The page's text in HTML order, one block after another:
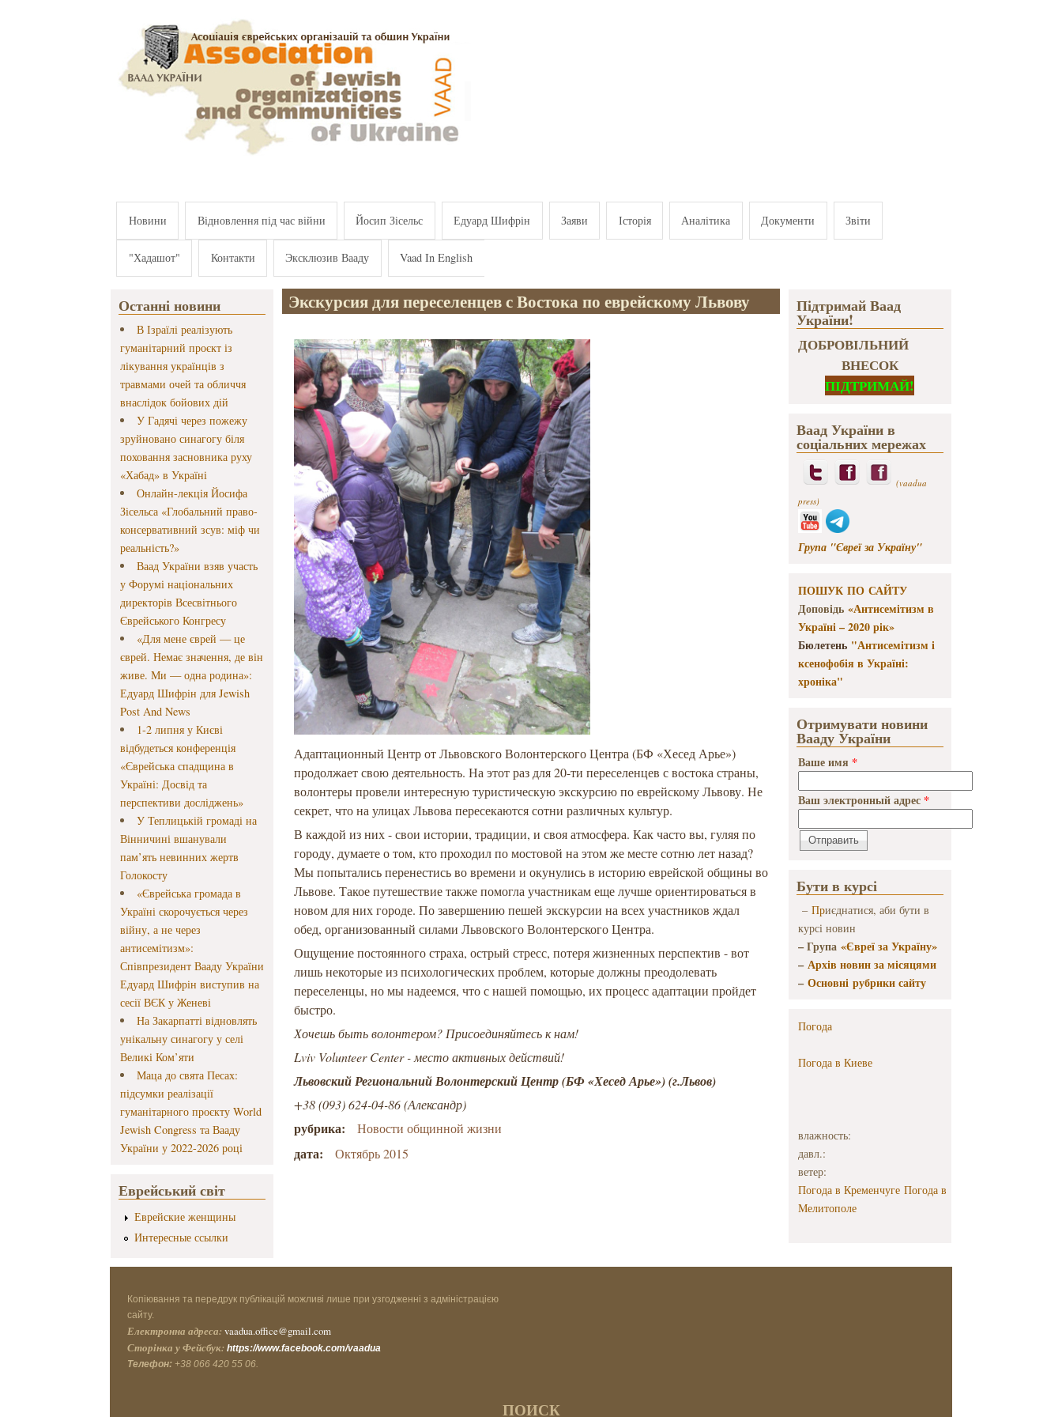
Новини Відновлення під час війни Йосип Зісельс Едуард Шифрін Заяви Історія Аналітика Документи Звіти
"Хадашот" Контакти Эксклюзив Вааду Vaad In English
Останні новини
В Ізраїлі реалізують
гуманітарний проєкт із
лікування українців з
травмами очей та обличчя
внаслідок бойових дій
У Гадячі через пожежу
зруйновано синагогу біля
поховання засновника руху
«Хабад» в Україні
Онлайн-лекція Йосифа
Зісельса «Глобальний право-
консервативний зсув: міф чи
реальність?»
Ваад України взяв участь
у Форумі національних
директорів Всесвітнього
Єврейського Конгресу
«Для мене єврей — це
єврей. Немає значення, де він
живе. Ми — одна родина»:
Едуард Шифрін для Jewish
Post And News
1-2 липня у Києві
відбудеться конференція
«Єврейська спадщина в
Україні: Досвід та
перспективи досліджень»
У Теплицькій громаді на
Вінничині вшанували
пам’ять невинних жертв
Голокосту
«Єврейська громада в
Україні скорочується через
війну, а не через
антисемітизм»:
Співпрезидент Вааду України
Едуард Шифрін виступив на
сесії ВЄК у Женеві
На Закарпатті відновлять
унікальну синагогу у селі
Великі Ком’яти
Маца до свята Песах:
підсумки реалізації
гуманітарного проєкту World
Jewish Congress та Вааду
України у 2022-2026 році
Еврейський світ
Еврейские женщины
Интересные ссылки
Экскурсия для переселенцев с Востока по еврейскому Львову
Адаптационный Центр от Львовского Волонтерского Центра (БФ «Хесед Арье»)
продолжает свою деятельность. На этот раз для 20-ти переселенцев с востока страны,
волонтеры провели интересную туристическую экскурсию по еврейскому Львову. Не
секрет, что на улицах Львова пересекаются сотни различных культур.
В каждой из них - свои истории, традиции, и своя атмосфера. Как часто вы, гуляя по
городу, думаете о том, кто проходил по мостовой на этом же месте сотню лет назад?
Мы попытались перенестись во времени и окунулись в историю еврейской общины во
Львове. Такое путешествие также помогла участникам еще лучше ориентироваться в
новом для них городе. По завершению пешей экскурсии на всех участников ждал
обед, организованный силами Львовского Волонтерского Центра.
Ощущение постоянного страха, острый стресс, потеря жизненных перспектив - вот
лишь некоторые из психологических проблем, которые должны преодолевать
переселенцы, но мы надеемся, что с нашей помощью, их процесс адаптации пройдет
быстро.
Хочешь быть волонтером? Присоединяйтесь к нам!
Lviv Volunteer Center - место активных действий!
Львовский Региональний Волонтерский Центр (БФ «Хесед Арье») (г.Львов)
+38 (093) 624-04-86 (Александр)
рубрика: Новости общинной жизни
дата: Октябрь 2015
Підтримай Ваад
України!
ДОБРОВІЛЬНИЙ
ВНЕСОК
ПІДТРИМАЙ!
Ваад України в
соціальних мережах
(vaadua
press)
Група "Євреї за Україну"
ПОШУК ПО САЙТУ
Доповідь «Антисемітизм в
Україні – 2020 рік»
Бюлетень "Антисемітизм і
ксенофобія в Україні:
хроніка"
Отримувати новини
Вааду України
Ваше имя *
Ваш электронный адрес *
Бути в курсі
– Приєднатися, аби бути в
курсі новин
– Група «Євреї за Україну»
–Архів новин за місяцями
–Основні рубрики сайту
Погода
Погода в Киеве
влажность:
давл.:
ветер:
Погода в Кременчуге Погода в
Мелитополе
Копіювання та передрук публікацій можливі лише при узгодженні з адміністрацією
сайту.
Електронна адреса: vaadua.office@gmail.com
Сторінка у Фейсбук: https://www.facebook.com/vaadua
Телефон: +38 066 420 55 06.
ПОИСК